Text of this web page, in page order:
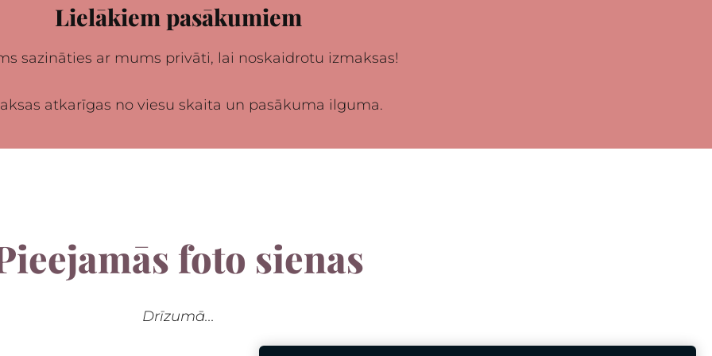
Lielākiem pasākumiem
sazināties ar mums privāti, lai noskaidrotu izmaksas!
atkarīgas no viesu skaita un pasākuma ilguma.
foto sienas
Drīzumā...